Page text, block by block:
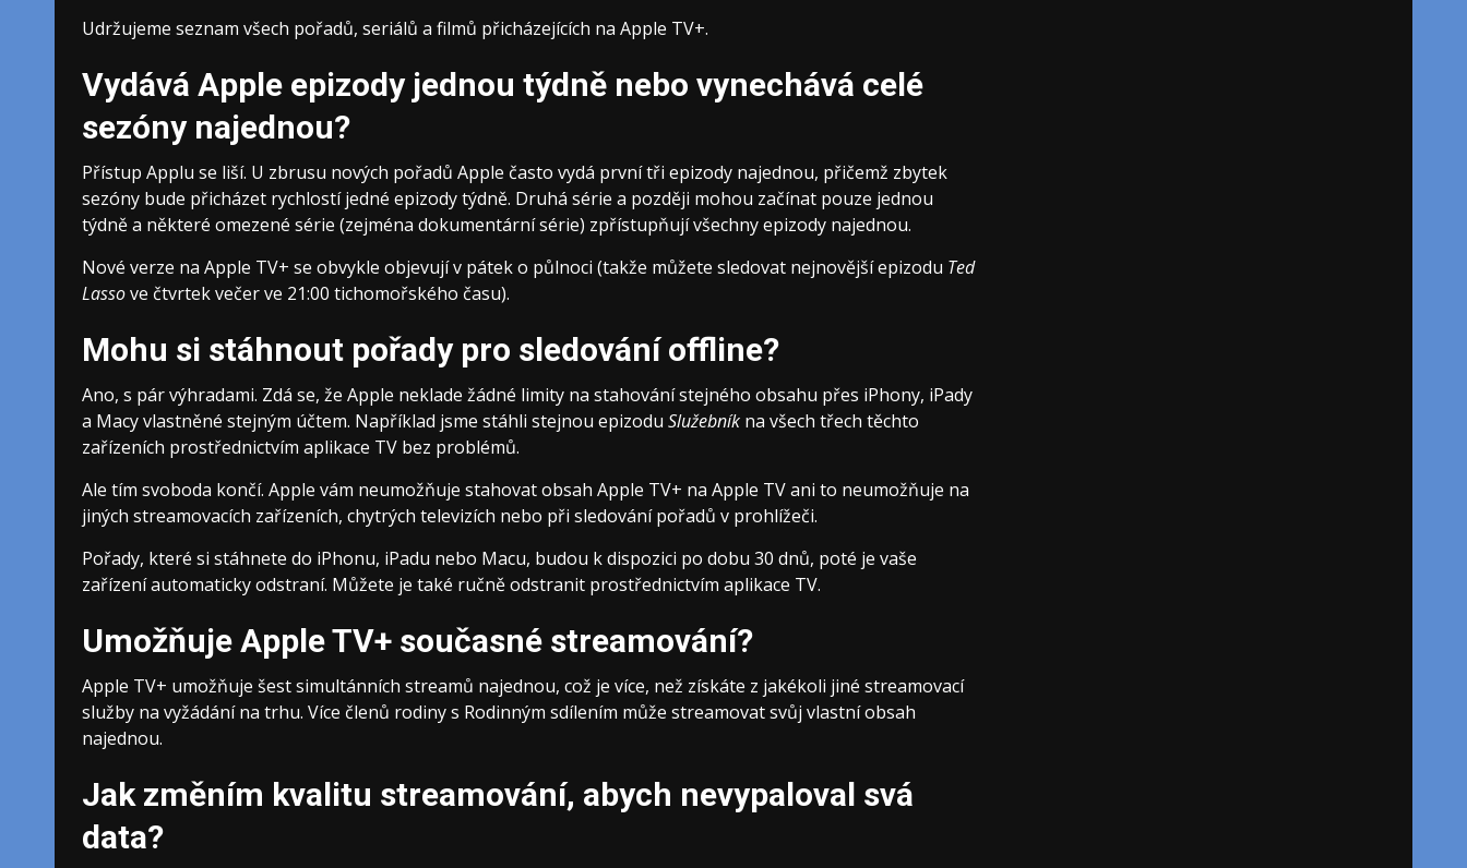
Udržujeme seznam všech pořadů, seriálů a filmů přicházejících na Apple TV+.
Vydává Apple epizody jednou týdně nebo vynechává celé
sezóny najednou?
Přístup Applu se liší. U zbrusu nových pořadů Apple často vydá první tři epizody najednou, přičemž zbytek
sezóny bude přicházet rychlostí jedné epizody týdně. Druhá série a později mohou začínat pouze jednou
týdně a některé omezené série (zejména dokumentární série) zpřístupňují všechny epizody najednou.
Nové verze na Apple TV+ se obvykle objevují v pátek o půlnoci (takže můžete sledovat nejnovější epizodu Ted
Lassove čtvrtek večer ve 21:00 tichomořského času).
Mohu si stáhnout pořady pro sledování offline?
Ano, s pár výhradami. Zdá se, že Apple neklade žádné limity na stahování stejného obsahu přes iPhony, iPady
a Macy vlastněné stejným účtem. Například jsme stáhli stejnou epizodu Služebník na všech třech těchto
zařízeních prostřednictvím aplikace TV bez problémů.
Ale tím svoboda končí. Apple vám neumožňuje stahovat obsah Apple TV+ na Apple TV ani to neumožňuje na
jiných streamovacích zařízeních, chytrých televizích nebo při sledování pořadů v prohlížeči.
Pořady, které si stáhnete do iPhonu, iPadu nebo Macu, budou k dispozici po dobu 30 dnů, poté je vaše
zařízení automaticky odstraní. Můžete je také ručně odstranit prostřednictvím aplikace TV.
Umožňuje Apple TV+ současné streamování?
Apple TV+ umožňuje šest simultánních streamů najednou, což je více, než získáte z jakékoli jiné streamovací
služby na vyžádání na trhu. Více členů rodiny s Rodinným sdílením může streamovat svůj vlastní obsah
najednou.
Jak změním kvalitu streamování, abych nevypaloval svá
data?